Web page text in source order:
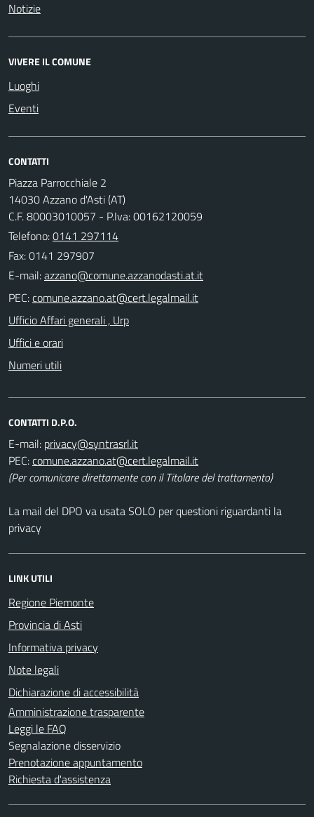
Notizie
VIVERE IL COMUNE
Luoghi
Eventi
CONTATTI
Piazza Parrocchiale 2
14030 Azzano d'Asti (AT)
C.F. 80003010057 - P.Iva: 00162120059
Telefono:0141 297114
Fax: 0141 297907
E-mail:
PEC:
Ufficio Affari generali , Urp
Uffici e orari
Numeri utili
CONTATTI D.P.O.
E-mail:
PEC:
(Per comunicare direttamente con il Titolare del trattamento)
La mail del DPO va usata SOLO per questioni riguardanti la
privacy
LINK UTILI
Regione Piemonte
Provincia di Asti
Informativa privacy
Note legali
Dichiarazione di accessibilità
Amministrazione trasparente
Leggi le FAQ
Segnalazione disservizio
Prenotazione appuntamento
Richiesta d'assistenza